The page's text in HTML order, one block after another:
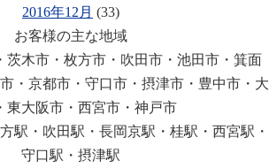
2016年12月 (33)
お客様の主な地域
茨木市・枚方市・吹田市・池田市・箕面
・京都市・守口市・摂津市・豊中市・大
東大阪市・西宮市・神戸市
駅・吹田駅・長岡京駅・桂駅・西宮駅・
守口駅・摂津駅